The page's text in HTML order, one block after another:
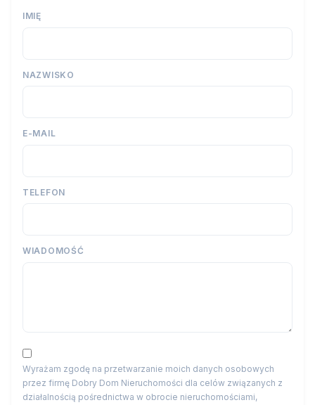
IMIĘ
NAZWISKO
E-MAIL
TELEFON
WIADOMOŚĆ
Wyrażam zgodę na przetwarzanie moich danych osobowych
przez firmę Dobry Dom Nieruchomości dla celów związanych z
działalnością pośrednictwa w obrocie nieruchomościami,